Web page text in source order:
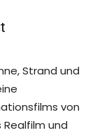
Strand und
von
Realfilm und